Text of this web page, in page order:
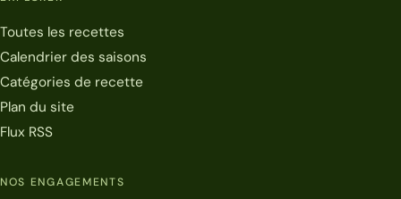
Toutes les recettes
Calendrier des saisons
Catégories de recette
Plan du site
Flux RSS
NOS ENGAGEMENTS